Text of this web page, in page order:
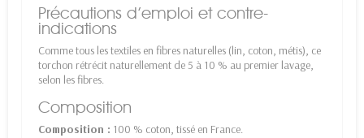
Précautions d’emploi et contre-
indications
Comme tous les textiles en fibres naturelles (lin, coton, métis), ce
torchon rétrécit naturellement de 5 à 10 % au premier lavage,
selon les fibres.
Composition
Composition : 100 % coton, tissé en France.